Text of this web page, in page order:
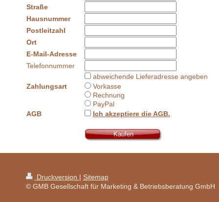
Straße
Hausnummer
Postleitzahl
Ort
E-Mail-Adresse
Telefonnummer
abweichende Lieferadresse angeben
Zahlungsart
Vorkasse
Rechnung
PayPal
AGB
Ich akzeptiere die AGB.
Kaufen
Druckversion | Sitemap
© GMB Gesellschaft für Marketing & Betriebsberatung GmbH